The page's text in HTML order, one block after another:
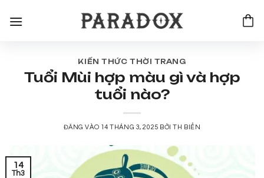
qua
KIẾN THỨC THỜI TRANG
Tuổi Mùi hợp màu gì và hợp
tuổi nào?
ĐĂNG VÀO 14 THÁNG 3, 2025 BỞITH BIỂN
14
Th3